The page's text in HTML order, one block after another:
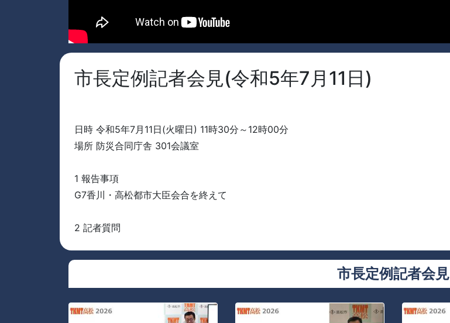
市長定例記者会見(令和5年7月11日)
日時 令和5年7月11日(火曜日) 11時30分～12時00分
場所 防災合同庁舎 301会議室
1 報告事項
G7香川・高松都市大臣会合を終えて
2 記者質問
市長定例記者会見